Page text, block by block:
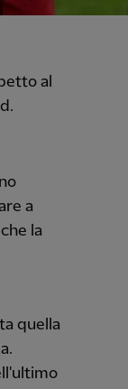
al
a
la
quella